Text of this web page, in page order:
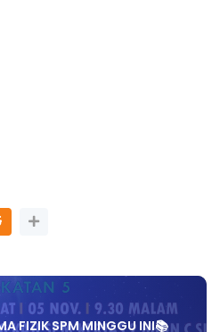
FIZIK SPM MINGGU INI📚